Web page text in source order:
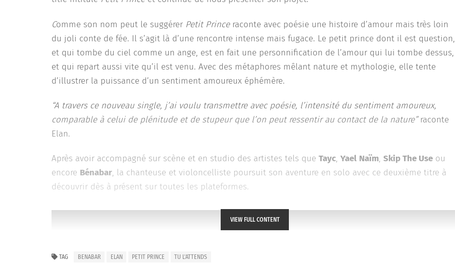
Comme son nom peut le suggérer Petit Prince raconte avec poésie une histoire d’amour mais très loin
du joli conte de fée. Il s’agit là d’une rencontre intense mais fugace. Le petit prince dont il est question,
et qui tombe du ciel comme un ange, est en fait une personnification de l’amour qui lui tombe dessus,
et qui repart aussi vite qu’il est venu. Avec des métaphores mêlant nature et mythologie, elle tente
d’illustrer la puissance d’un sentiment amoureux éphémère.
“A travers ce nouveau single, j’ai voulu transmettre avec poésie, l’intensité du sentiment amoureux,
comparable à celui de plénitude et de stupeur que l’on peut ressentir au contact de la nature”raconte
Elan.
Après avoir accompagné sur scène et en studio des artistes tels que Tayc, Yael Naïm, Skip The Use ou
encore Bénabar, la chanteuse et violoncelliste poursuit son aventure en solo avec ce deuxième titre à
découvrir dès à présent sur toutes les plateformes.
VIEW FULL CONTENT
TAG BENABAR ELAN PETIT PRINCE TU L'ATTENDS